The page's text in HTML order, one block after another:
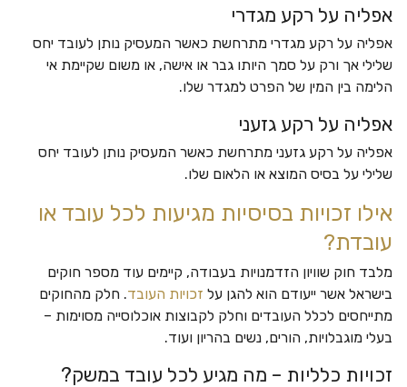
אפליה על רקע מגדרי
אפליה על רקע מגדרי מתרחשת כאשר המעסיק נותן לעובד יחס
שלילי אך ורק על סמך היותו גבר או אישה, או משום שקיימת אי
הלימה בין המין של הפרט למגדר שלו.
אפליה על רקע גזעני
אפליה על רקע גזעני מתרחשת כאשר המעסיק נותן לעובד יחס
שלילי על בסיס המוצא או הלאום שלו.
אילו זכויות בסיסיות מגיעות לכל עובד או
עובדת?
מלבד חוק שוויון הזדמנויות בעבודה, קיימים עוד מספר חוקים
בישראל אשר ייעודם הוא להגן על זכויות העובד. חלק מהחוקים
מתייחסים לכלל העובדים וחלק לקבוצות אוכלוסייה מסוימות –
בעלי מוגבלויות, הורים, נשים בהריון ועוד.
זכויות כלליות – מה מגיע לכל עובד במשק?